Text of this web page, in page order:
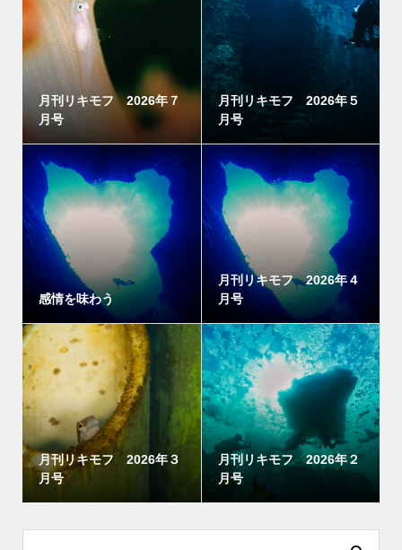
月刊リキモフ 2026年７
月号
月刊リキモフ 2026年５
月号
感情を味わう
月刊リキモフ 2026年４
月号
月刊リキモフ 2026年３
月号
月刊リキモフ 2026年２
月号